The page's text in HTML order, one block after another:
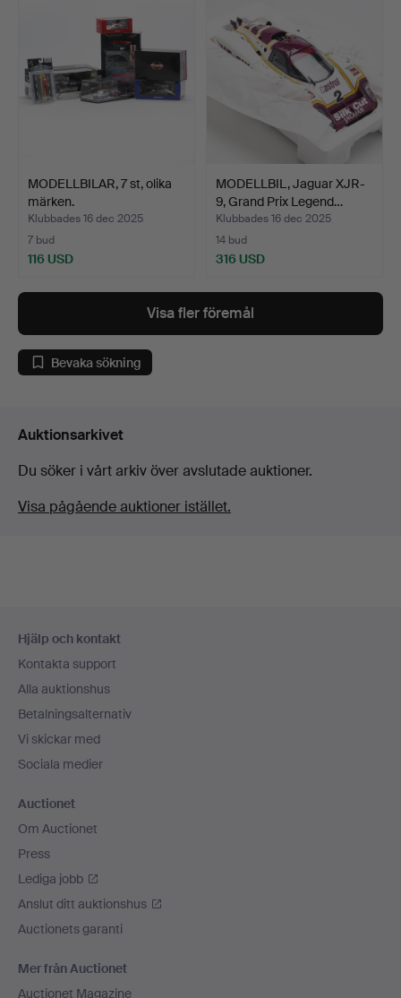
MODELLBILAR, 7 st, olika
märken.
Klubbades 16 dec 2025
7 bud
116 USD
MODELLBIL, Jaguar XJR-
9, Grand Prix Legend…
Klubbades 16 dec 2025
14 bud
316 USD
Visa fler föremål
Bevaka sökning
Auktionsarkivet
Du söker i vårt arkiv över avslutade auktioner.
Visa pågående auktioner istället.
Hjälp och kontakt
Kontakta support
Alla auktionshus
Betalningsalternativ
Vi skickar med
Sociala medier
Auctionet
Om Auctionet
Press
Lediga jobb
Anslut ditt auktionshus
Auctionets garanti
Mer från Auctionet
Auctionet Magazine